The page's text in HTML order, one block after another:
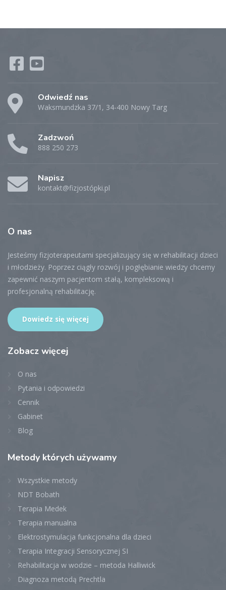
Odwiedź nas
Waksmundzka 37/1, 34-400 Nowy Targ
Zadzwoń
888 250 273
Napisz
kontakt@fizjostópki.pl
O nas
Jesteśmy fizjoterapeutami specjalizujący się w rehabilitacji dzieci
i młodzieży. Poprzez ciągły rozwój i pogłębianie wiedzy chcemy
zapewnić naszym pacjentom stałą, kompleksową i
profesjonalną rehabilitację.
Dowiedz się więcej
Zobacz więcej
O nas
Pytania i odpowiedzi
Cennik
Gabinet
Blog
Metody których używamy
Wszystkie metody
NDT Bobath
Terapia Medek
Terapia manualna
Elektrostymulacja funkcjonalna dla dzieci
Terapia Integracji Sensorycznej SI
Rehabilitacja w wodzie – metoda Halliwick
Diagnoza metodą Prechtla